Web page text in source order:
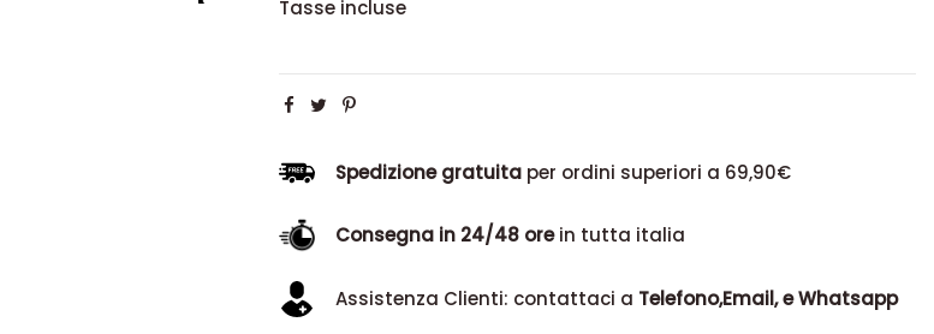
Tasse incluse
Spedizione gratuitaper ordini superiori a 69,90€
Consegna in 24/48 orein tutta italia
Assistenza Clienti: contattaci a Telefono,Email, e Whatsapp